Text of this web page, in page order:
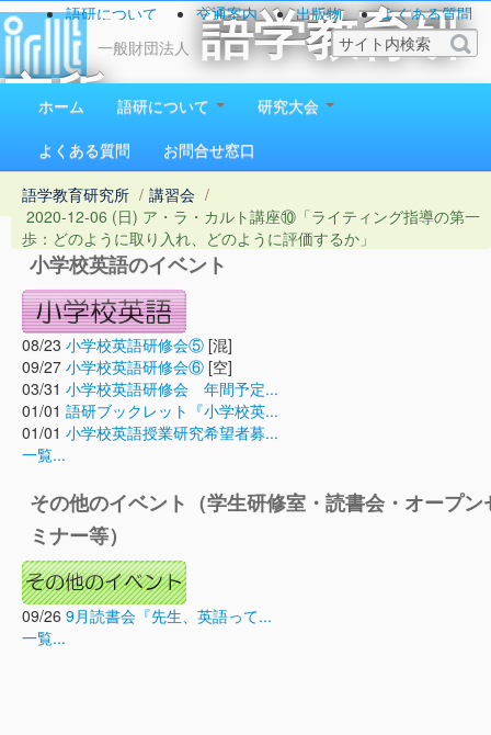
一般財団法人
語学教育研
究所
1923（大正12）年創立
語研について 交通案内 出版物
よくある質問
お問い合わせ
ホーム 語研について
研究大会
よくある質問
お問合せ窓口
語学教育研究所 / 講習会 /
2020-12-06 (日) ア・ラ・カルト講座⑩「ライティング指導の第一
歩：どのように取り入れ、どのように評価するか」
小学校英語のイベント
08/23 小学校英語研修会⑤ [混]
09/27 小学校英語研修会⑥ [空]
03/31 小学校英語研修会 年間予定...
01/01 語研ブックレット『小学校英...
01/01 小学校英語授業研究希望者募...
一覧...
その他のイベント（学生研修室・読書会・オープン
ミナー等）
09/26 9月読書会『先生、英語って...
一覧...